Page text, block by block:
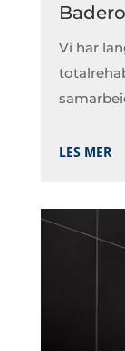
Vi har
LES MER